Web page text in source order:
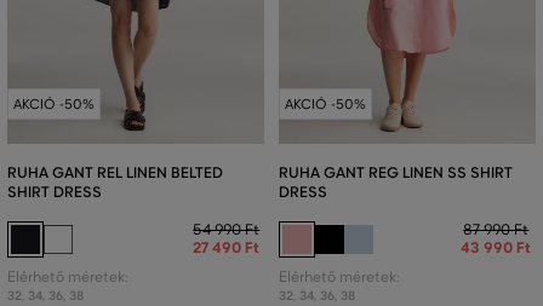
AKCIÓ -50%
RUHA GANT REL LINEN BELTED
SHIRT DRESS
54 990 Ft
27 490 Ft
Elérhető méretek:
32, 34, 36, 38
AKCIÓ -50%
RUHA GANT REG LINEN SS SHIRT
DRESS
87 990 Ft
43 990 Ft
Elérhető méretek:
32, 34, 36, 38